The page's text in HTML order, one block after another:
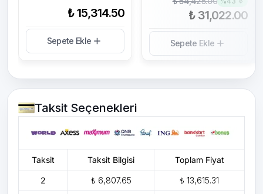
₺ 15,314.50
Sepete Ekle
₺ 31,022.00
Sepete Ekle
Taksit Seçenekleri
Taksit Taksit Bilgisi Toplam Fiyat
2 ₺ 6,807.65
₺ 13,615.31